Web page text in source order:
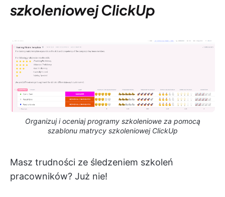
szkoleniowej ClickUp
Organizuj i oceniaj programy szkoleniowe za pomocą
szablonu matrycy szkoleniowej ClickUp
Masz trudności ze śledzeniem szkoleń
pracowników? Już nie!